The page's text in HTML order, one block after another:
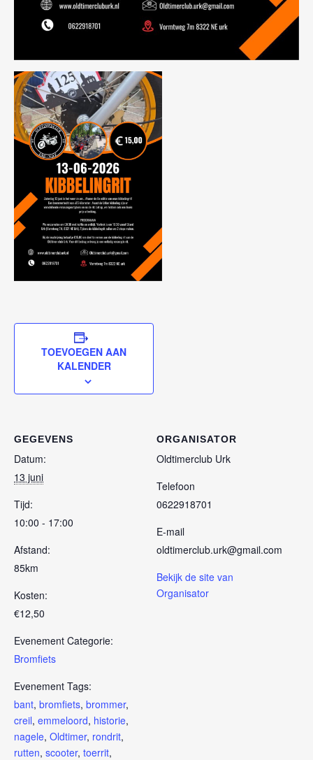
TOEVOEGEN AAN
KALENDER
GEGEVENS
Datum:
13 juni
Tijd:
10:00 - 17:00
Afstand:
85km
Kosten:
€12,50
Evenement Categorie:
Bromfiets
Evenement Tags:
bant, bromfiets, brommer,
creil, emmeloord, historie,
nagele, Oldtimer, rondrit,
rutten, scooter, toerrit,
ORGANISATOR
Oldtimerclub Urk
Telefoon
0622918701
E-mail
oldtimerclub.urk@gmail.com
Bekijk de site van
Organisator